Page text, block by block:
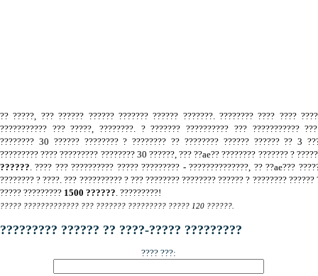
?? ?????, ??? ?????? ?????? ??????? ?????? ???????. ???????? ???? ????
??????????? ??? ?????, ????????. ? ??????? ?????????? ??? ???????????
???????? 30 ?????? ???????? ? ???????? ?? ???????? ?????? ?????? ?? 3
????????? ???? ????????? ???????? 30 ??????, ??? ??ae?? ???????? ??????? ?
??????. ???? ??? ?????????? ????? ????????? - ??????????????, ?? ??ae???
???????? ? ????. ??? ?????????? ? ??? ???????? ???????? ?????? ? ???????? ??????
????? ????????? 1500 ??????. ?????????!
????? ????????????? ??? ??????? ????????? ????? 120 ??????.
????????? ?????? ?? ????-????? ?????????
???? ???: